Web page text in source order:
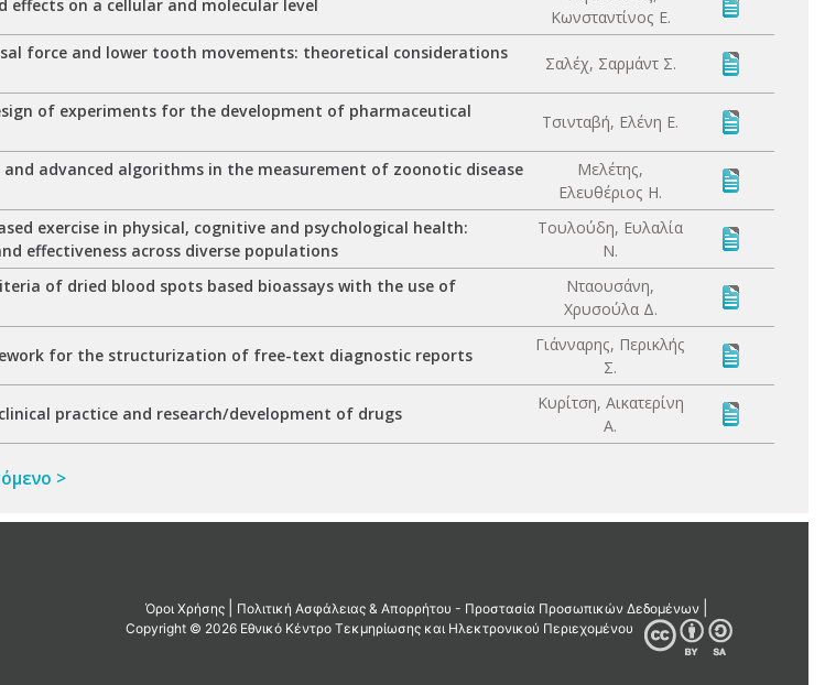
on a cellular and molecular level
Κωνσταντίνος Ε.
force and lower tooth movements: theoretical considerations
Σαλέχ, Σαρμάντ Σ.
of experiments for the development of pharmaceutical
Τσινταβή, Ελένη Ε.
advanced algorithms in the measurement of zoonotic disease
Μελέτης,
Ελευθέριος Η.
exercise in physical, cognitive and psychological health:
effectiveness across diverse populations
Τουλούδη, Ευλαλία
Ν.
of dried blood spots based bioassays with the use of
Νταουσάνη,
Χρυσούλα Δ.
for the structurization of free-text diagnostic reports
Γιάνναρης, Περικλής
Σ.
practice and research/development of drugs
Κυρίτση, Αικατερίνη
Α.
>